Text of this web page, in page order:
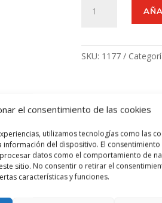
el consentimiento de las cookies
utilizamos tecnologías como las
información del dispositivo. El consentimiento
datos como el comportamiento de
sitio. No consentir o retirar el
características y funciones.
Miley
SKU: 1177
VALORACIONES (0)
m2, con acabado en color natural.